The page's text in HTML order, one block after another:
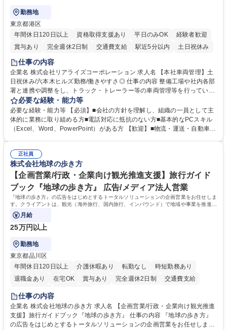
勤務地
東京都港区
年間休日120日以上
資格取得支援あり 平日のみOK
経験者歓迎
賞与あり
完全週休2日制 交通費支給 駅近5分以内 土日祝休み
仕事の内容
企業名 株式会社リアライズコーポレーション 求人名 【本社車両管理】土
日祝休み/六本木ヒルズ勤務/働きやすさ◎ 仕事の内容 整備工場や社内各部
署と連携や調整をし、トラック・トレーラー等の車両管理等を行っていた
だきます。※営業所：主にお客様から返却された車両を速やかにメンテナ
ンスし、次のお客様にお貸し出しするための拠点 【具体的には】■整備工
場への整備発注・入出庫調整、社内各部署との連携・調整■車両の入出庫
スケジュール管理■返却車両の整備に関する調査・進捗管理等※弊社事業
木ヒルズ）になります。 ※毎週土日しっかり休める週休2日制です。 募集
職種 【本社車両管理】土日祝休み/六本木ヒルズ勤務/働きやすさ◎
必要な経験・能力等
必要な経験・能力等 【必須】■会社の方針を理解し、組織の一員として主
体的に業務に取り組める方■電話対応に抵抗のない方■基本的なPCスキル
（Excel、Word、PowerPoint）がある方 【歓迎】■物流・運送・自動車・
コストマネジメント能力：整備工場からの修理費の見積もりを精査し、無
駄なコストを見極めるため、経営的視点での数字感覚が身につきます。■
期日・進捗管理能力：リース開始日や車検のタイミング等を管理し調整す
る力が身に付きます。 学歴・資格 学歴：大学院 大学 語学力： 資格：
正社員
株式会社地球の歩き方
【企画営業/行政・企業向け観光推進支援】旅行ガイド
ブック『地球の歩き方』 広告/メディア法人営業
『地球の歩き方』の広告をはじめとするトータルソリューションの企画営業をお任せしま
す。クライアントは、観光（海外旅行、国内旅行、インバウンド）で地域や事業を推進し
たい国内外の行政や企業です。
月給
25万円以上
勤務地
東京都品川区
年間休日120日以上
介護休暇あり 転勤なし
時短勤務あり
退職金あり
在宅OK 賞与あり 完全週休2日制
交通費支給
駅近5分以内
仕事の内容
企業名 株式会社地球の歩き方 求人名 【企画営業/行政・企業向け観光推進
支援】旅行ガイドブック『地球の歩き方』 仕事の内容 『地球の歩き方』
の広告をはじめとするトータルソリューションの企画営業をお任せしま